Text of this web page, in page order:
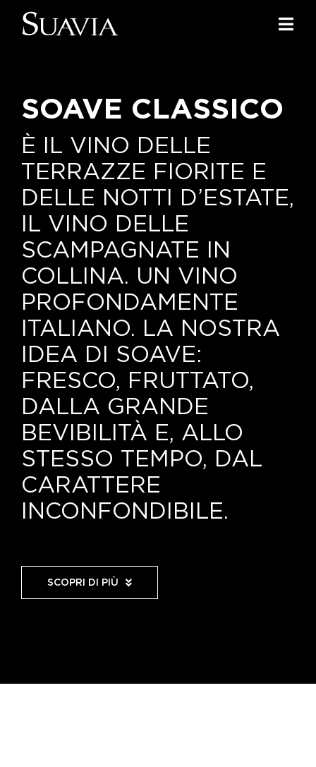
Salta
I nostri vini
I luoghi
Noi di Suavia
Il nostro lavoro
I nostri vigneti
Tappo a vite
Le nostre news
Contatti
EN
IT
SOAVE CLASSICO
È IL VINO DELLE
TERRAZZE FIORITE E
DELLE NOTTI D’ESTATE,
IL VINO DELLE
SCAMPAGNATE IN
COLLINA. UN VINO
PROFONDAMENTE
ITALIANO. LA NOSTRA
IDEA DI SOAVE:
FRESCO, FRUTTATO,
DALLA GRANDE
BEVIBILITÀ E, ALLO
STESSO TEMPO, DAL
CARATTERE
INCONFONDIBILE.
SCOPRI DI PIÙ